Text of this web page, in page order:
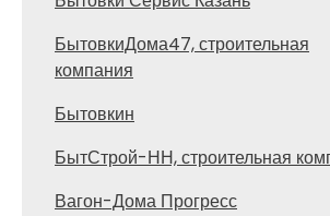
БытовкиДома47, строительная
компания
Бытовкин
БытСтрой-НН, строительная
Вагон-Дома Прогресс